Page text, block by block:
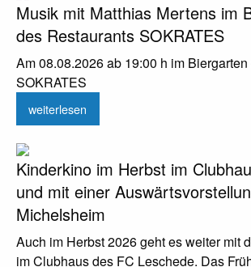
Musik mit Matthias Mertens im
des Restaurants SOKRATES
Am 08.08.2026 ab 19:00 h im
SOKRATES
weiterlesen
Kinderkino im Herbst im
und mit einer
Michelsheim
Auch im Herbst 2026 geht es weiter mit
im Clubhaus des FC Leschede. Das